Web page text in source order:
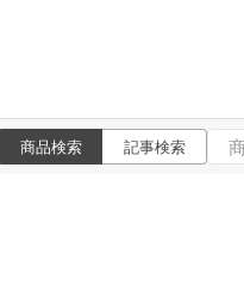
商品検索 記事検索